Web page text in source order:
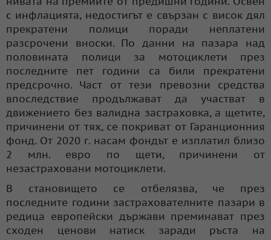
с инфлацията, недостигът е свързан с висок дял
прекратени полици поради неплатени
разсрочени вноски. По данни на пазара над
половината полици за мотоциклети през
последните пет години са били прекратени
предсрочно. Част от тези превозни средства
впоследствие продължават да участват в
движението без валидна застраховка, а щетите,
причинени от тях, се покриват от Гаранционния
фонд. От 2020 г. насам фондът е изплатил близо
2 млн. евро по щети, причинени от
незастраховани мотоциклети.
В становището се отбелязва, че през
последните години застрахователните пазари в
редица европейски държави преминават през
сходен ценови натиск заради ръста на